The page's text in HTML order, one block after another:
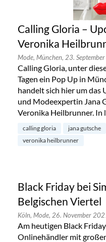
Calling Gloria –
Veronika
Mode, München, 23.
Calling Gloria, unter
Tagen ein Pop Up in
handelt sich hier um das
und Modeexpertin Jana
Veronika Heilbrunner. In
calling gloria jana gutsche
veronika heilbrunner
Black Friday bei
Belgischen Viertel
Köln, Mode, 26. November
Am heutigen Black
Onlinehändler mit